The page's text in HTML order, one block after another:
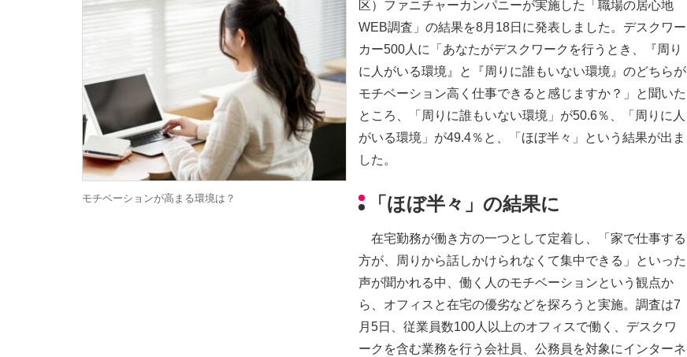
モチベーションが高まる環境は？
区）ファニチャーカンパニーが実施した「職場の居心地
WEB調査」の結果を8月18日に発表しました。デスクワー
カー500人に「あなたがデスクワークを行うとき、『周り
に人がいる環境』と『周りに誰もいない環境』のどちらが
モチベーション高く仕事できると感じますか？」と聞いた
ところ、「周りに誰もいない環境」が50.6％、「周りに人
がいる環境」が49.4％と、「ほぼ半々」という結果が出ま
した。
「ほぼ半々」の結果に
在宅勤務が働き方の一つとして定着し、「家で仕事する
方が、周りから話しかけられなくて集中できる」といった
声が聞かれる中、働く人のモチベーションという観点か
ら、オフィスと在宅の優劣などを探ろうと実施。調査は7
月5日、従業員数100人以上のオフィスで働く、デスクワ
ークを含む業務を行う会社員、公務員を対象にインターネ